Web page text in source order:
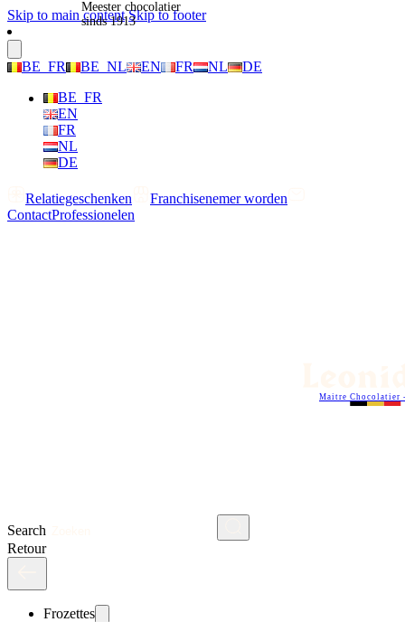
Skip to main content Skip to footer
BE_FR BE_NL EN FR NL
DE
BE_FR
EN
FR
NL
DE
Relatiegeschenken
Franchisenemer worden
ContactProfessionelen
Search
Maitre Chocolatier
Retour
Frozettes
Meester chocolatier
sinds 1913